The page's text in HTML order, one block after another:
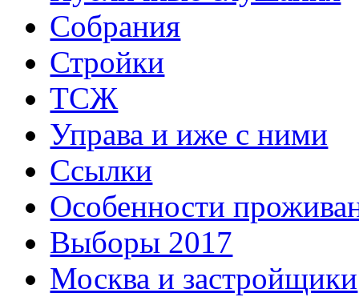
Собрания
Стройки
ТСЖ
Управа и иже с ними
Ссылки
Особенности
Выборы 2017
Москва и застройщики